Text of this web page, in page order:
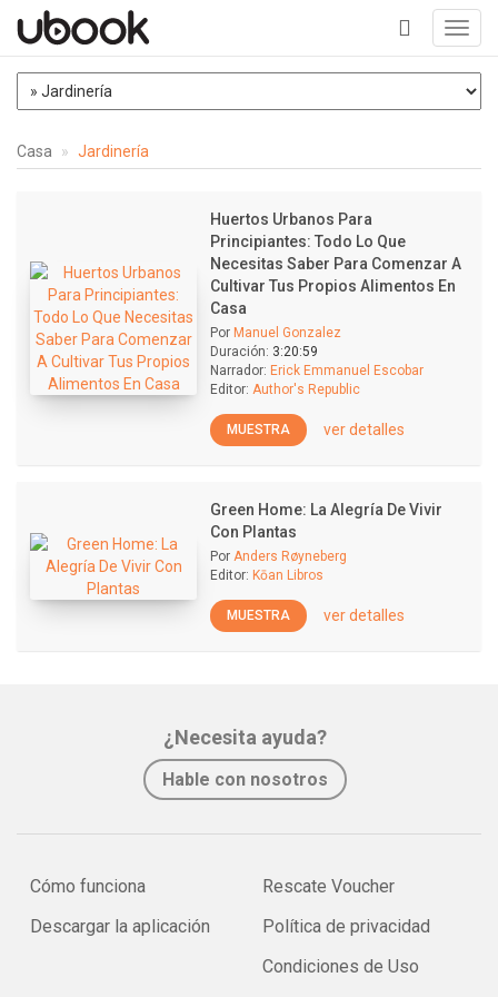
+
Casa Jardinería
Huertos Urbanos Para
Principiantes: Todo Lo Que
Necesitas Saber Para Comenzar A
Cultivar Tus Propios Alimentos En
Casa
Por Manuel Gonzalez
Duración: 3:20:59
Narrador: Erick Emmanuel Escobar
Editor: Author's Republic
MUESTRA ver detalles
Green Home: La Alegría De Vivir
Con Plantas
Por Anders Røyneberg
Editor: Kōan Libros
MUESTRA ver detalles
¿Necesita ayuda?
Hable con nosotros
Cómo funciona
Descargar la aplicación
Rescate Voucher
Política de privacidad
Condiciones de Uso